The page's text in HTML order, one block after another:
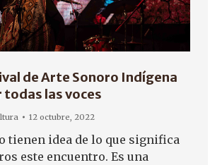
de Arte Sonoro Indígena
todas las voces
12 octubre, 2022
tienen idea de lo que significa
este encuentro. Es una